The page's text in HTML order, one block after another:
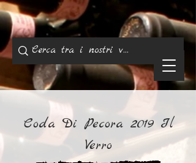
Coda Di Pecora 2019 Il
Verro